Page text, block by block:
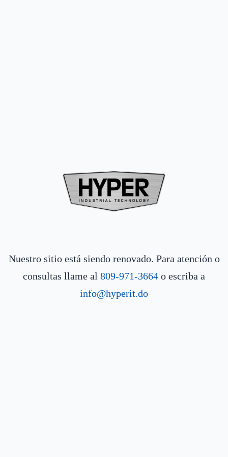
Nuestro sitio está siendo renovado. Para atención o
consultas llame al 809-971-3664 o escriba a
info@hyperit.do